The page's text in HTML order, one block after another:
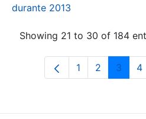
durante 2013
Showing 21 to 30 of 184
Page
1 Page
2 Page
3 4